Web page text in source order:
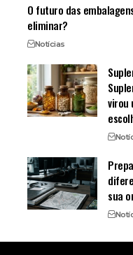
O futuro das
eliminar?
Notícias
virou
sua